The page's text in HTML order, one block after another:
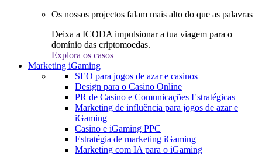
Os nossos projectos falam mais alto do que as palavras
Deixa a ICODA impulsionar a tua viagem para o
domínio das criptomoedas.
Explora os casos
Marketing iGaming
SEO para jogos de azar e casinos
Design para o Casino Online
PR de Casino e Comunicações Estratégicas
Marketing de influência para jogos de azar e
iGaming
Casino e iGaming PPC
Estratégia de marketing iGaming
Marketing com IA para o iGaming